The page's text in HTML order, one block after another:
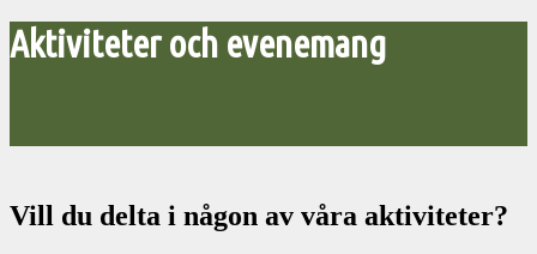
Aktiviteter och evenemang
Vill du delta i någon av våra aktiviteter?